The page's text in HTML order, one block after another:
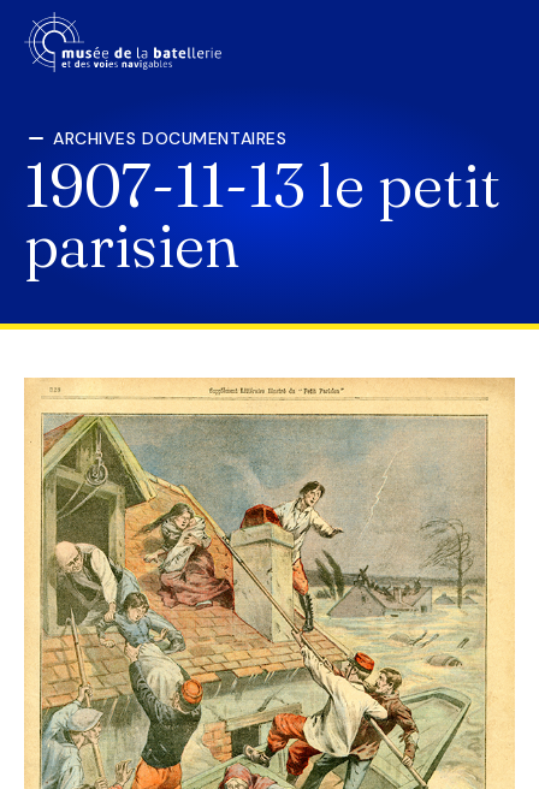
LE MUSÉE
EXPOSITIONS
ACTUALITÉS
ARCHIVES DOCUMENTAIRES
1907-11-13 le petit
parisien